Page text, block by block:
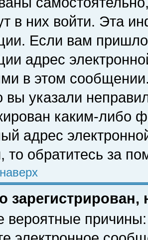
в них войти. Эта
Если вам
адрес
в этом
вы указали
каким-либо
адрес
то обратитесь за
вероятные